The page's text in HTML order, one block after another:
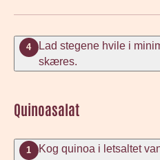
4
Lad stegene hvile i
skæres.
Quinoasalat
1 Kog quinoa i letsaltet